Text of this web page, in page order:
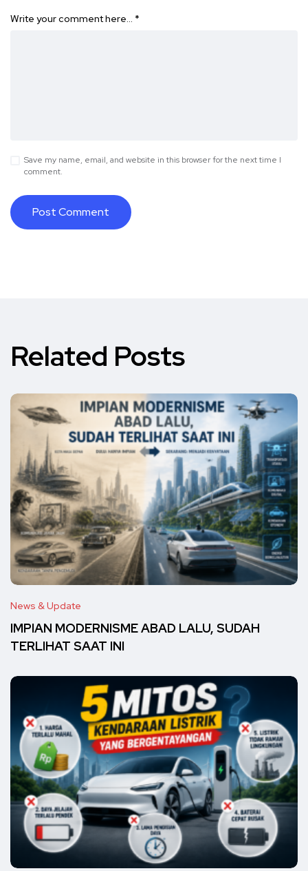
Write your comment here… *
Save my name, email, and website in this browser for the next time I
comment.
Related Posts
News & Update
IMPIAN MODERNISME ABAD LALU, SUDAH
TERLIHAT SAAT INI